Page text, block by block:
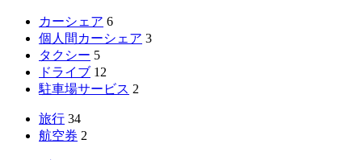
カーシェア 6
個人間カーシェア 3
タクシー 5
ドライブ 12
駐車場サービス 2
旅行 34
航空券 2